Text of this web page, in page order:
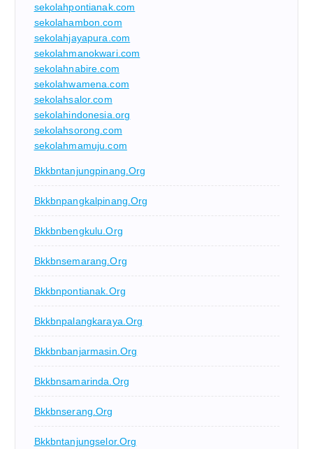
sekolahpontianak.com
sekolahambon.com
sekolahjayapura.com
sekolahmanokwari.com
sekolahnabire.com
sekolahwamena.com
sekolahsalor.com
sekolahindonesia.org
sekolahsorong.com
sekolahmamuju.com
Bkkbntanjungpinang.org
Bkkbnpangkalpinang.org
Bkkbnbengkulu.org
Bkkbnsemarang.org
Bkkbnpontianak.org
Bkkbnpalangkaraya.org
Bkkbnbanjarmasin.org
Bkkbnsamarinda.org
Bkkbnserang.org
Bkkbntanjungselor.org